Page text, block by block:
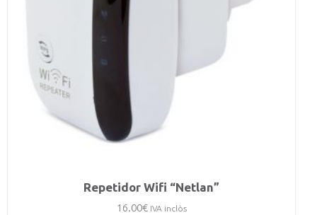
Repetidor Wifi “Netlan”
16.00€ IVA inclòs